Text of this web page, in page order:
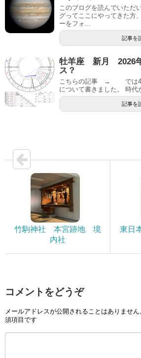
このブログを読んでいただ
グってここにやってきた方
ーをフォ...
記事を
牡羊座 新月 2026
ス？
こちらの記事 → では4月
について書きました。 時代
記事を
竹駒神社 本宮跡地 境
内社
東日
コメントをどうぞ
メールアドレスが公開されることはありません
須項目です